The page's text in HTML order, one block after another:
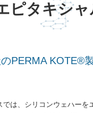
ピタキシャ
PERMA KOTE®
では、シリコンウェハー